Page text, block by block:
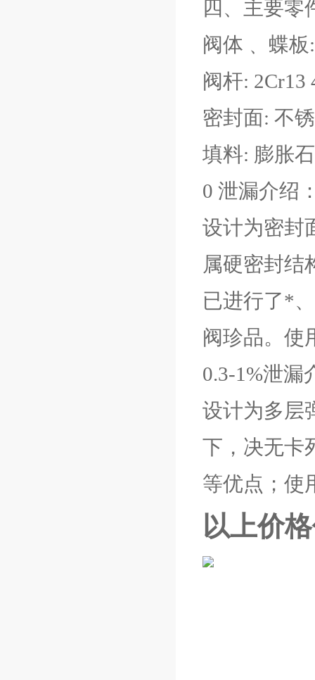
四、主要零
阀体﹑ 蝶板
阀杆: 2Cr13
密封面: 不
填料: 膨胀
0 泄漏介绍
设计为密封
属硬密封结
已进行了*
阀珍品。使
0.3-1%泄漏
设计为多层
下，决无卡
等优点；使
以上价